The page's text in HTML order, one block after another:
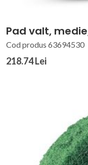
Pad valt,
Cod produs 63694530
218.74 Lei